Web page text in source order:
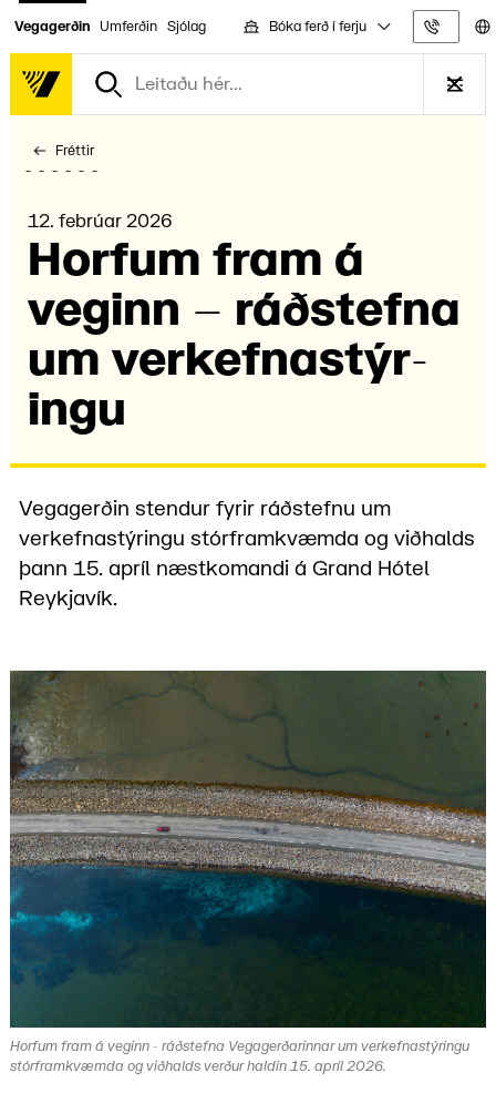
Vegagerðin Umferðin Sjólag Bóka ferð í ferju
Fréttir
12. febrúar 2026
Horf­um fram á
veginn – ráðstefna
um verk­efna­stýr­
ingu
Vegagerðin stendur fyrir ráðstefnu um
verkefnastýringu stórframkvæmda og viðhalds
þann 15. apríl næstkomandi á Grand Hótel
Reykjavík.
Horfum fram á veginn - ráðstefna Vegagerðarinnar um verkefnastýringu
stórframkvæmda og viðhalds verður haldin 15. apríl 2026.